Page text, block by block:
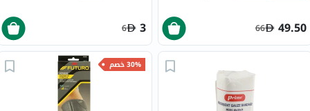
49.50
66
3
6
30% خصم